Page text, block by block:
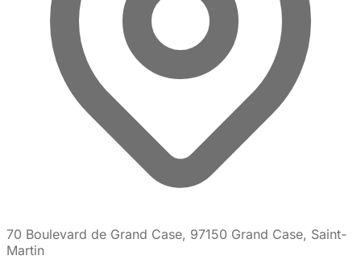
70 Boulevard de Grand Case, 97150 Grand Case, Saint-
Martin